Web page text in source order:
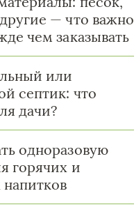
— что важно
чем заказывать
или
септик: что
дачи?
одноразовую
горячих и